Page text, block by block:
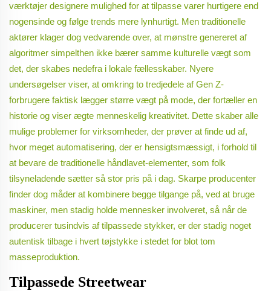
værktøjer designere mulighed for at tilpasse varer hurtigere end
nogensinde og følge trends mere lynhurtigt. Men traditionelle
aktører klager dog vedvarende over, at mønstre genereret af
algoritmer simpelthen ikke bærer samme kulturelle vægt som
det, der skabes nedefra i lokale fællesskaber. Nyere
undersøgelser viser, at omkring to tredjedele af Gen Z-
forbrugere faktisk lægger større vægt på mode, der fortæller en
historie og viser ægte menneskelig kreativitet. Dette skaber alle
mulige problemer for virksomheder, der prøver at finde ud af,
hvor meget automatisering, der er hensigtsmæssigt, i forhold til
at bevare de traditionelle håndlavet-elementer, som folk
tilsyneladende sætter så stor pris på i dag. Skarpe producenter
finder dog måder at kombinere begge tilgange på, ved at bruge
maskiner, men stadig holde mennesker involveret, så når de
producerer tusindvis af tilpassede stykker, er der stadig noget
autentisk tilbage i hvert tøjstykke i stedet for blot tom
masseproduktion.
Tilpassede Streetwear